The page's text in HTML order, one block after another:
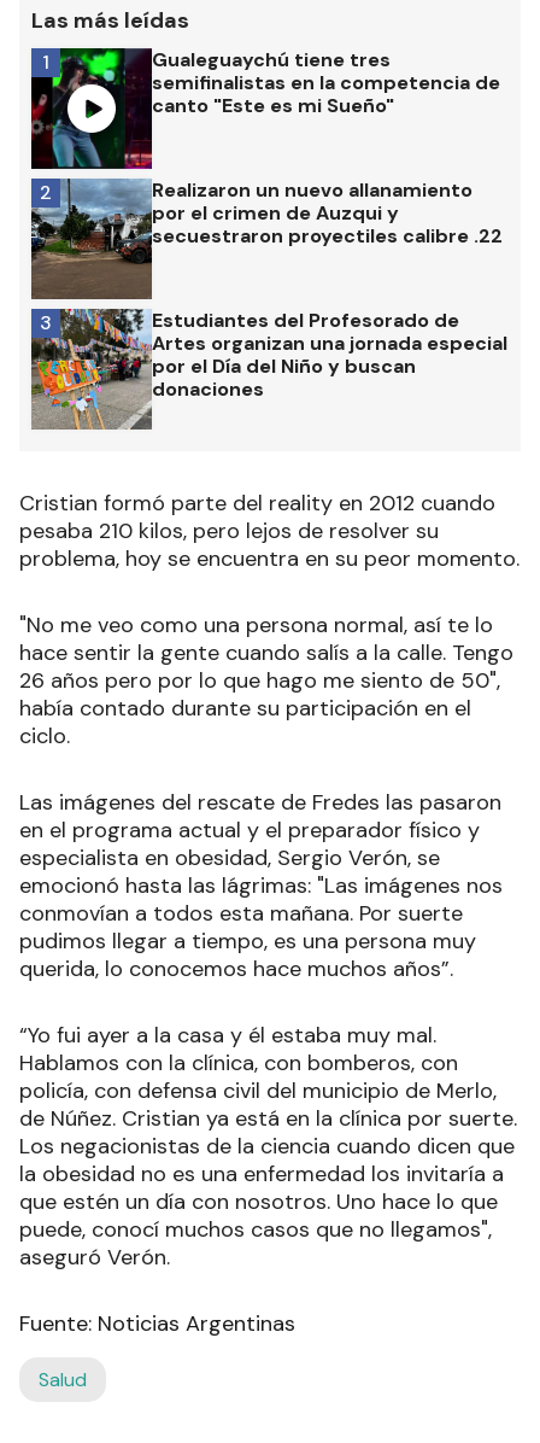
Las más leídas
Gualeguaychú tiene tres
semifinalistas en la competencia de
canto "Este es mi Sueño"
1
Realizaron un nuevo allanamiento
por el crimen de Auzqui y
secuestraron proyectiles calibre .22
2
Estudiantes del Profesorado de
Artes organizan una jornada especial
por el Día del Niño y buscan
donaciones
3
Cristian formó parte del reality en 2012 cuando
pesaba 210 kilos, pero lejos de resolver su
problema, hoy se encuentra en su peor momento.
"No me veo como una persona normal, así te lo
hace sentir la gente cuando salís a la calle. Tengo
26 años pero por lo que hago me siento de 50",
había contado durante su participación en el
ciclo.
Las imágenes del rescate de Fredes las pasaron
en el programa actual y el preparador físico y
especialista en obesidad, Sergio Verón, se
emocionó hasta las lágrimas: "Las imágenes nos
conmovían a todos esta mañana. Por suerte
pudimos llegar a tiempo, es una persona muy
querida, lo conocemos hace muchos años”.
“Yo fui ayer a la casa y él estaba muy mal.
Hablamos con la clínica, con bomberos, con
policía, con defensa civil del municipio de Merlo,
de Núñez. Cristian ya está en la clínica por suerte.
Los negacionistas de la ciencia cuando dicen que
la obesidad no es una enfermedad los invitaría a
que estén un día con nosotros. Uno hace lo que
puede, conocí muchos casos que no llegamos",
aseguró Verón.
Fuente: Noticias Argentinas
Salud